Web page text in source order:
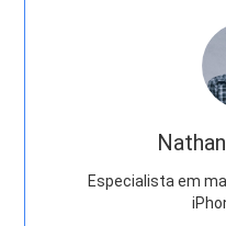
Especialista em